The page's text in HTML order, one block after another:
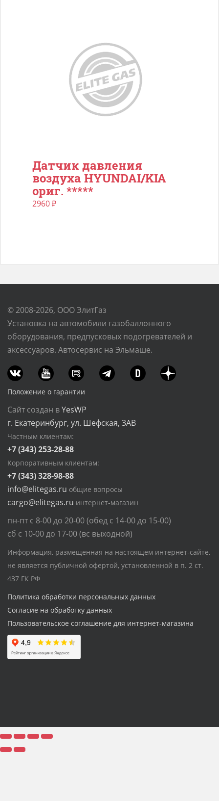
Датчик давления
воздуха HYUNDAI/KIA
ориг. *****
2960₽
© 2008-2026, ООО ЭлитГаз
Установка на автомобили газобаллонного
оборудования, предпусковых подогревателей и
аксессуаров. Автосервис на Эльмаше.
Положение о гарантии
Сайт создан вYesWP
г. Екатеринбург, ул. Шефская, 3АВ
Частным клиентам:
+7 (343) 253-28-88
Корпоративным клиентам:
+7 (343) 328-98-88
info@elitegas.ru общие вопросы
cargo@elitegas.ru интернет-магазин
пн-пт с 8-00 до 20-00 (обед с 14-00 до 15-00)
сб с 10-00 до 17-00 (вс выходной)
Информация, размещенная на настоящем интернет-сайте,
не является публичной офертой, установленной в п. 2 ст.
437 ГК РФ
Политика обработки персональных данных
Согласие на обработку данных
Пользовательское соглашение для интернет-магазина